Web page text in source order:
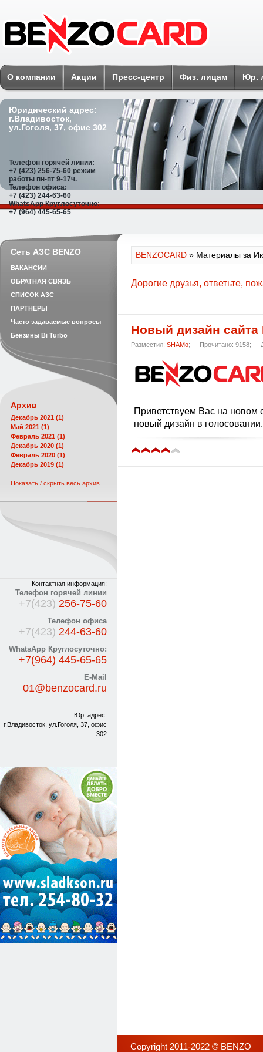
BENZOCARD
О компании Акции Пресс-центр Физ. лицам Юр.
Юридический адрес:
г.Владивосток,
ул.Гоголя, 37, офис 302
Телефон горячей линии:
+7 (423) 256-75-60 режим
работы пн-пт 9-17ч.
Телефон офиса:
+7 (423) 244-63-60
WhatsApp Круглосуточно:
+7 (964) 445-65-65
BENZOCARD » Материалы за
Дорогие друзья, ответьте,
Новый дизайн сайта
Разместил: SHAMo; Прочитано: 9158;
Приветствуем Вас на новом
новый дизайн в голосовании.
Сеть АЗС BENZO
ВАКАНСИИ
ОБРАТНАЯ СВЯЗЬ
СПИСОК АЗС
ПАРТНЕРЫ
Часто задаваемые вопросы
Бензины Bi Turbo
Архив
Декабрь 2021 (1)
Май 2021 (1)
Февраль 2021 (1)
Декабрь 2020 (1)
Февраль 2020 (1)
Декабрь 2019 (1)
Показать / скрыть весь архив
Контактная информация:
Телефон горячей линии
+7(423) 256-75-60
Телефон офиса
+7(423) 244-63-60
WhatsApp Круглосуточно:
+7(964) 445-65-65
E-Mail
01@benzocard.ru
Юр. адрес:
г.Владивосток, ул.Гоголя, 37, офис
302
Copyright 2011-2022 © BENZO